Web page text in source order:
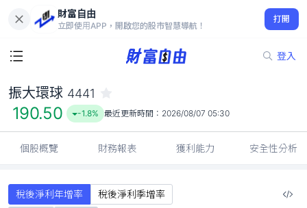
財富自由
立即使用APP，開啟您的股市智慧導航！
打開
登入
190.50
-1.8%
振大環球 4441
190.50 -1.8% 最近更新時間： 2026/08/07 05:30
個股概覽 財務報表 獲利能力 安全性分析
稅後淨利年增率 稅後淨利季增率